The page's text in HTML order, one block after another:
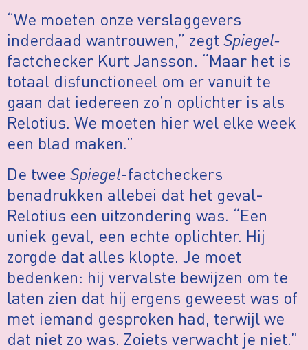
“We moeten onze verslaggevers
inderdaad wantrouwen,” zegt Spiegel-
factchecker Kurt Jansson. “Maar het is
totaal disfunctioneel om er vanuit te
gaan dat iedereen zo’n oplichter is als
Relotius. We moeten hier wel elke week
een blad maken.”
De twee Spiegel-factcheckers
benadrukken allebei dat het geval-
Relotius een uitzondering was. “Een
uniek geval, een echte oplichter. Hij
zorgde dat alles klopte. Je moet
bedenken: hij vervalste bewijzen om te
laten zien dat hij ergens geweest was of
met iemand gesproken had, terwijl we
dat niet zo was. Zoiets verwacht je niet.”